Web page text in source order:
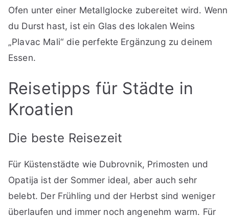
Ofen unter einer Metallglocke zubereitet wird. Wenn
du Durst hast, ist ein Glas des lokalen Weins
„Plavac Mali“ die perfekte Ergänzung zu deinem
Essen.
Reisetipps für Städte in
Kroatien
Die beste Reisezeit
Für Küstenstädte wie Dubrovnik, Primosten und
Opatija ist der Sommer ideal, aber auch sehr
belebt. Der Frühling und der Herbst sind weniger
überlaufen und immer noch angenehm warm. Für